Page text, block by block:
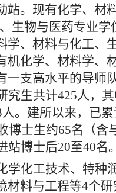
站。现有化学、材
生物与医药专业
、材料与化工、
机化学、材料学、
支高水平的导师
究生共计425人，
。建所以来，已
博士生约65名（含
博士后20至40名。
学化工技术、特种
材料与工程等4个